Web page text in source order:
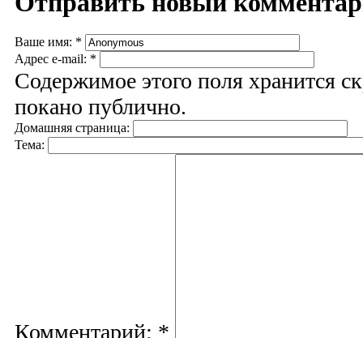
Ваше имя: *
Адрес e-mail: *
Содержимое этого поля хранится
покано публично.
Домашняя страница:
Тема:
Комментарий: *